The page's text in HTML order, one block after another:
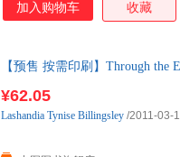
加入购物车 收藏
【预售 按需印刷】Through the
¥62.05
Lashandia Tynise Billingsley /2011-03-